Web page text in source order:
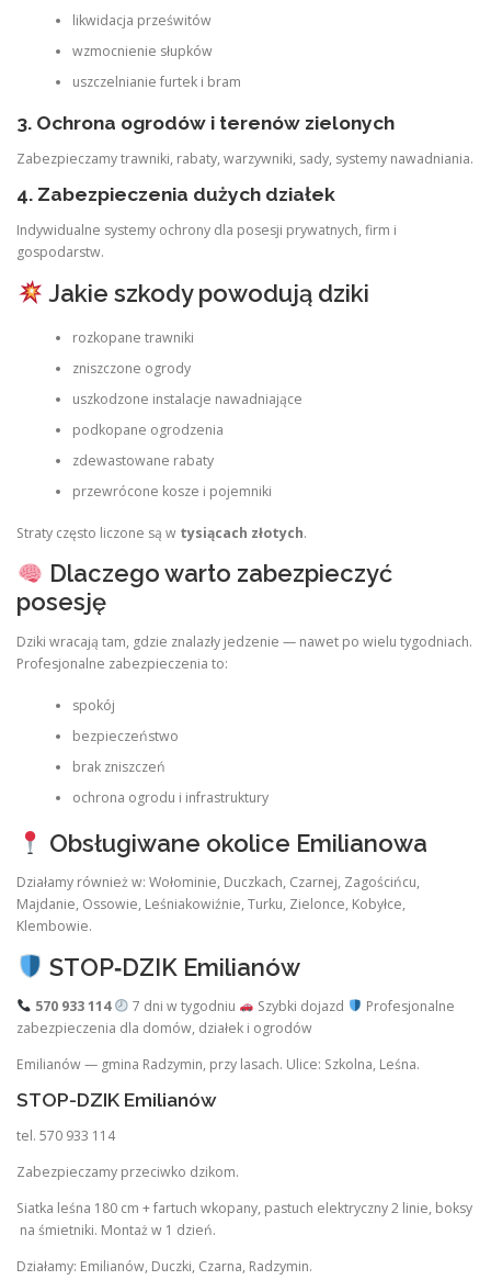
likwidacja prześwitów
wzmocnienie słupków
uszczelnianie furtek i bram
3. Ochrona ogrodów i terenów zielonych
Zabezpieczamy trawniki, rabaty, warzywniki, sady, systemy nawadniania.
4. Zabezpieczenia dużych działek
Indywidualne systemy ochrony dla posesji prywatnych, firm i
gospodarstw.
Jakie szkody powodują dziki
rozkopane trawniki
zniszczone ogrody
uszkodzone instalacje nawadniające
podkopane ogrodzenia
zdewastowane rabaty
przewrócone kosze i pojemniki
Straty często liczone są w tysiącach złotych.
Dlaczego warto zabezpieczyć
posesję
Dziki wracają tam, gdzie znalazły jedzenie — nawet po wielu tygodniach.
Profesjonalne zabezpieczenia to:
spokój
bezpieczeństwo
brak zniszczeń
ochrona ogrodu i infrastruktury
Obsługiwane okolice Emilianowa
Działamy również w: Wołominie, Duczkach, Czarnej, Zagościńcu,
Majdanie, Ossowie, Leśniakowiźnie, Turku, Zielonce, Kobyłce,
Klembowie.
STOP‑DZIK Emilianów
570 933 114 7 dni w tygodniu Szybki dojazd
Profesjonalne
zabezpieczenia dla domów, działek i ogrodów
Emilianów — gmina Radzymin, przy lasach. Ulice: Szkolna, Leśna.
STOP-DZIK Emilianów
tel. 570 933 114
Zabezpieczamy przeciwko dzikom.
Siatka leśna 180 cm + fartuch wkopany, pastuch elektryczny 2 linie, boksy
na śmietniki. Montaż w 1 dzień.
Działamy: Emilianów, Duczki, Czarna, Radzymin.